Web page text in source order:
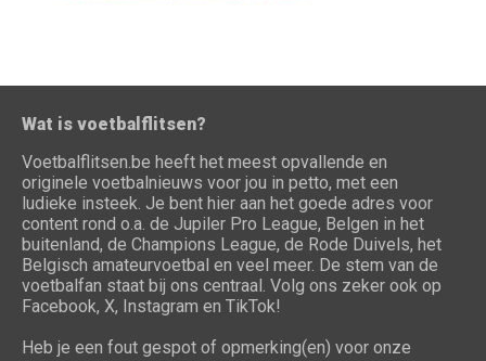
Wat is voetbalflitsen?
Voetbalflitsen.be heeft het meest opvallende en
originele voetbalnieuws voor jou in petto, met een
ludieke insteek. Je bent hier aan het goede adres voor
content rond o.a. de Jupiler Pro League, Belgen in het
buitenland, de Champions League, de Rode Duivels, het
Belgisch amateurvoetbal en veel meer. De stem van de
voetbalfan staat bij ons centraal. Volg ons zeker ook op
Facebook, X, Instagram en TikTok!
Heb je een fout gespot of opmerking(en) voor onze